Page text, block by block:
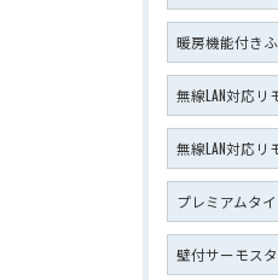
暖房機能付き
無線LAN対応リ
無線LAN対応
プレミアムタ
壁付サーモス